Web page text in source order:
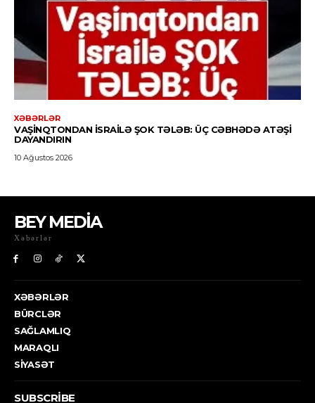
BEY MEDİA
Xəbərlər
XƏBƏRLƏR
BÜRCLƏR
SAĞLAMLIQ
MARAQLI
SIYASƏT
SUBSCRIBE